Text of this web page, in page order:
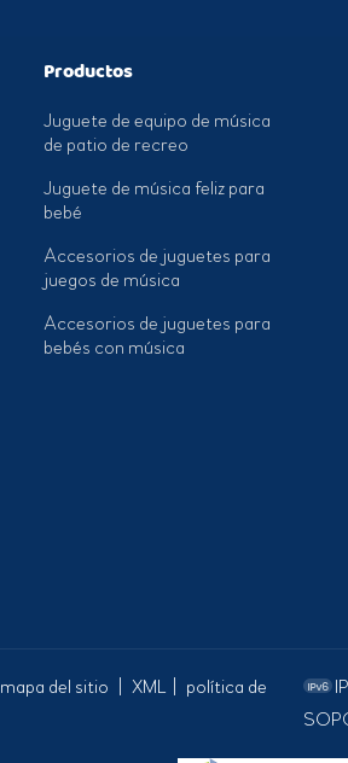
Productos
Juguete de equipo de música
de patio de recreo
Juguete de música feliz para
bebé
Accesorios de juguetes para
juegos de música
Accesorios de juguetes para
bebés con música
mapa del sitio XML
política de